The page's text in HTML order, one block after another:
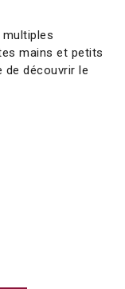
mains et petits
de découvrir le